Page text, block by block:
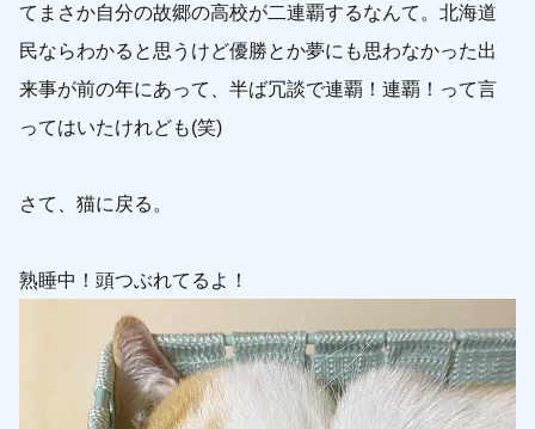
てまさか自分の故郷の高校が二連覇するなんて。北海道
民ならわかると思うけど優勝とか夢にも思わなかった出
来事が前の年にあって、半ば冗談で連覇！連覇！って言
ってはいたけれども(笑)
さて、猫に戻る。
熟睡中！頭つぶれてるよ！